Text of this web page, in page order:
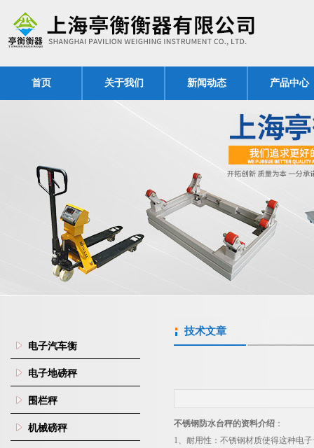
首页 关于我们 新闻动态 产品中心
电子汽车衡
电子地磅秤
围栏秤
机械磅秤
技术文章
不锈钢防水台秤的资料介绍 ：
1、耐用性：不锈钢材质使得这种电